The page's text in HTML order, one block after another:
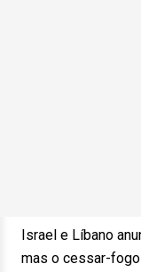
Israel e Líbano
mas o cessar-